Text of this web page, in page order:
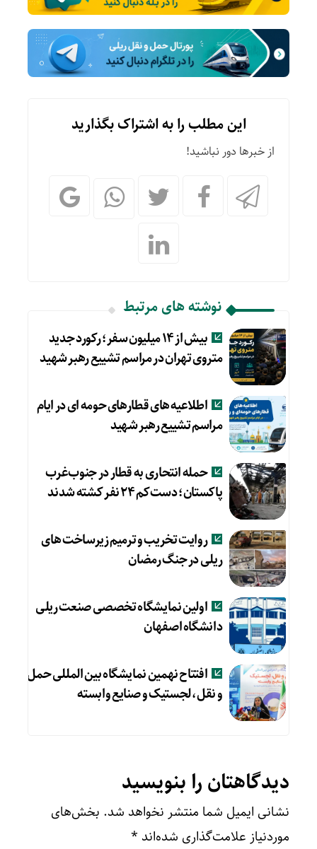
این مطلب را به اشتراک بگذارید
از خبرها دور نباشید!
نوشته های مرتبط
بیش از ۱۴ میلیون سفر؛ رکورد جدید
متروی تهران در مراسم تشییع رهبر شهید
اطلاعیه های قطارهای حومه ای در ایام
مراسم تشییع رهبر شهید
حمله انتحاری به قطار در جنوب‌غرب
پاکستان؛ دست‌کم ۲۴ نفر کشته شدند
روایت تخریب و ترمیم زیرساخت های
ریلی در جنگ رمضان
اولین نمایشگاه تخصصی صنعت ریلی
دانشگاه اصفهان
افتتاح نهمین نمایشگاه بین المللی حمل
و نقل، لجستیک و صنایع وابسته
دیدگاهتان را بنویسید
نشانی ایمیل شما منتشر نخواهد شد. بخش‌های
موردنیاز علامت‌گذاری شده‌اند *